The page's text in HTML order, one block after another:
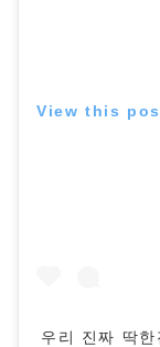
View this
우리 진짜 딱